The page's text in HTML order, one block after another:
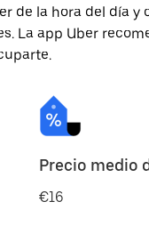
de la hora del día y
La app Uber
Precio medio
€16